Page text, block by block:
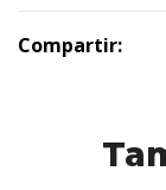
Compartir: